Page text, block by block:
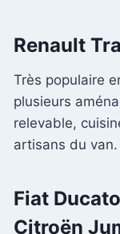
Renault
Très populaire
plusieurs
relevable,
artisans du van.
Fiat
Citroën